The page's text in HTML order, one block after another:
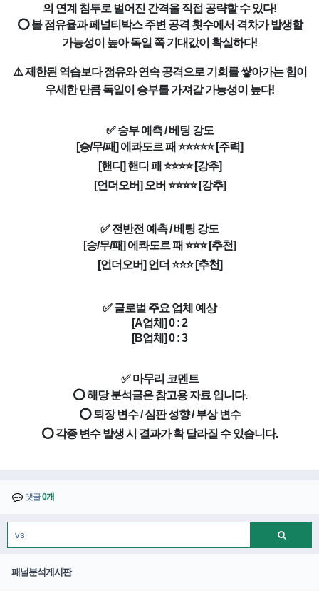
의 연계 침투로 벌어진 간격을 직접 공략할 수 있다!
⭕ 볼 점유율과 페널티박스 주변 공격 횟수에서 격차가 발생할
가능성이 높아 독일 쪽 기대값이 확실하다!
⚠️ 제한된 역습보다 점유와 연속 공격으로 기회를 쌓아가는 힘이
우세한 만큼 독일이 승부를 가져갈 가능성이 높다!
✅ 승부 예측 / 베팅 강도
[승/무/패] 에콰도르 패 ⭐⭐⭐⭐⭐ [주력]
[핸디] 핸디 패 ⭐⭐⭐⭐ [강추]
[언더오버] 오버 ⭐⭐⭐⭐ [강추]
✅ 전반전 예측 / 베팅 강도
[승/무/패] 에콰도르 패 ⭐⭐⭐ [추천]
[언더오버] 언더 ⭐⭐⭐ [추천]
✅ 글로벌 주요 업체 예상
[A업체] 0 : 2
[B업체] 0 : 3
✅ 마무리 코멘트
⭕ 해당 분석글은 참고용 자료 입니다.
⭕ 퇴장 변수 / 심판 성향 / 부상 변수
⭕ 각종 변수 발생 시 결과가 확 달라질 수 있습니다.
댓글0개
패널분석게시판